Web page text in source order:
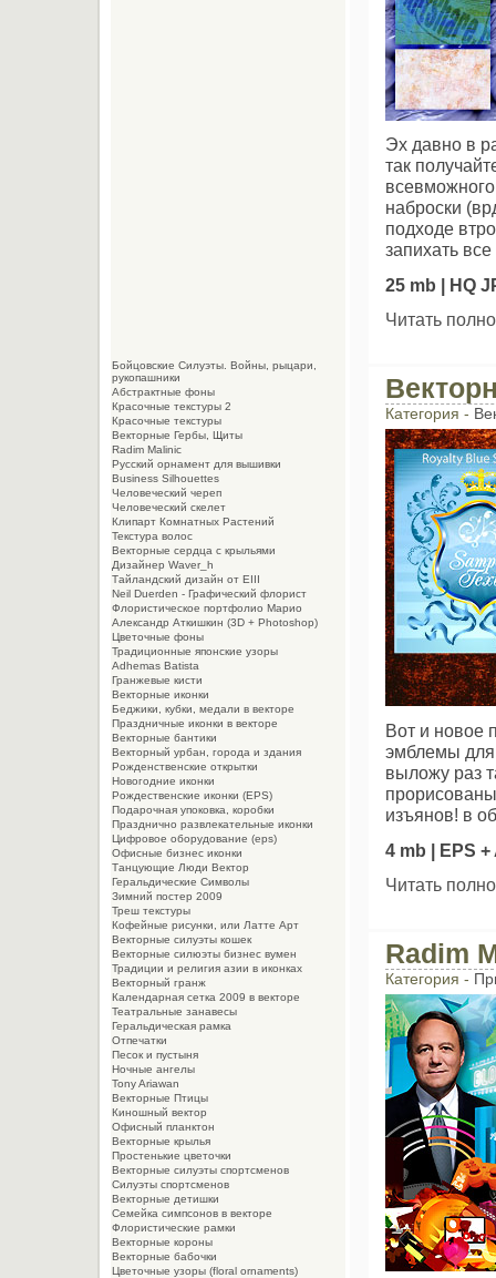
Эх давно в
так
наброски
подходе
запихать
25 mb | HQ
Читать
Категория -
Вот и новое
эмблемы для
выложу раз
изъянов! в
4 mb | EPS +
Читать
Radim
Категория -
Бойцовские Силуэты. Войны, рыцари,
рукопашники
Абстрактные фоны
Красочные текстуры 2
Красочные текстуры
Векторные Гербы, Щиты
Radim Malinic
Русский орнамент для вышивки
Business Silhouettes
Человеческий череп
Человеческий скелет
Клипарт Комнатных Растений
Текстура волос
Векторные сердца с крыльями
Дизайнер Waver_h
Тайландский дизайн от EIII
Neil Duerden - Графический флорист
Флористическое портфолио Марио
Александр Аткишкин (3D + Photoshop)
Цветочные фоны
Традиционные японские узоры
Adhemas Batista
Гранжевые кисти
Векторные иконки
Беджики, кубки, медали в векторе
Праздничные иконки в векторе
Векторные бантики
Векторный урбан, города и здания
Рожденственские открытки
Новогодние иконки
Рождественские иконки (EPS)
Подарочная упоковка, коробки
Празднично развлекательные иконки
Цифровое оборудование (eps)
Офисные бизнес иконки
Танцующие Люди Вектор
Геральдические Символы
Зимний постер 2009
Треш текстуры
Кофейные рисунки, или Латте Арт
Векторные силуэты кошек
Векторные силюэты бизнес вумен
Традиции и религия азии в иконках
Векторный гранж
Календарная сетка 2009 в векторе
Театральные занавесы
Геральдическая рамка
Отпечатки
Песок и пустыня
Ночные ангелы
Tony Ariawan
Векторные Птицы
Киношный вектор
Офисный планктон
Векторные крылья
Простенькие цветочки
Векторные силуэты спортсменов
Силуэты спортсменов
Векторные детишки
Семейка симпсонов в векторе
Флористические рамки
Векторные короны
Векторные бабочки
Цветочные узоры (floral ornaments)